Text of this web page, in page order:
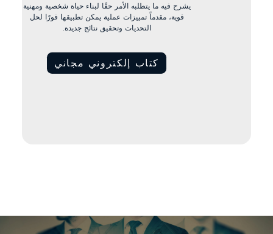
يشرح فيه ما يتطلبه الأمر حقًا لبناء حياة شخصية ومهنية
قوية، مقدماً تمييزات عملية يمكن تطبيقها فورًا لحل
التحديات وتحقيق نتائج جديدة.
كتاب إلكتروني مجاني